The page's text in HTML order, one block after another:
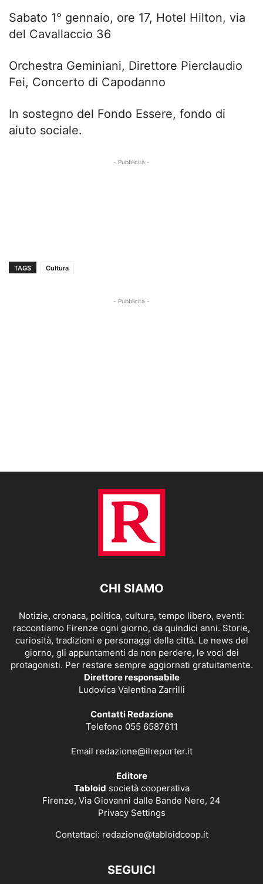
Sabato 1° gennaio, ore 17, Hotel Hilton, via
del Cavallaccio 36
Orchestra Geminiani, Direttore Pierclaudio
Fei, Concerto di Capodanno
In sostegno del Fondo Essere, fondo di
aiuto sociale.
- Pubblicità -
TAGS Cultura
- Pubblicità -
CHI SIAMO
Notizie, cronaca, politica, cultura, tempo libero, eventi:
raccontiamo Firenze ogni giorno, da quindici anni. Storie,
curiosità, tradizioni e personaggi della città. Le news del
giorno, gli appuntamenti da non perdere, le voci dei
protagonisti. Per restare sempre aggiornati gratuitamente.
Direttore responsabile
Ludovica Valentina Zarrilli
Contatti Redazione
Telefono 055 6587611
Email redazione@ilreporter.it
Editore
Tabloid società cooperativa
Firenze, Via Giovanni dalle Bande Nere, 24
Privacy Settings
Contattaci: redazione@tabloidcoop.it
SEGUICI